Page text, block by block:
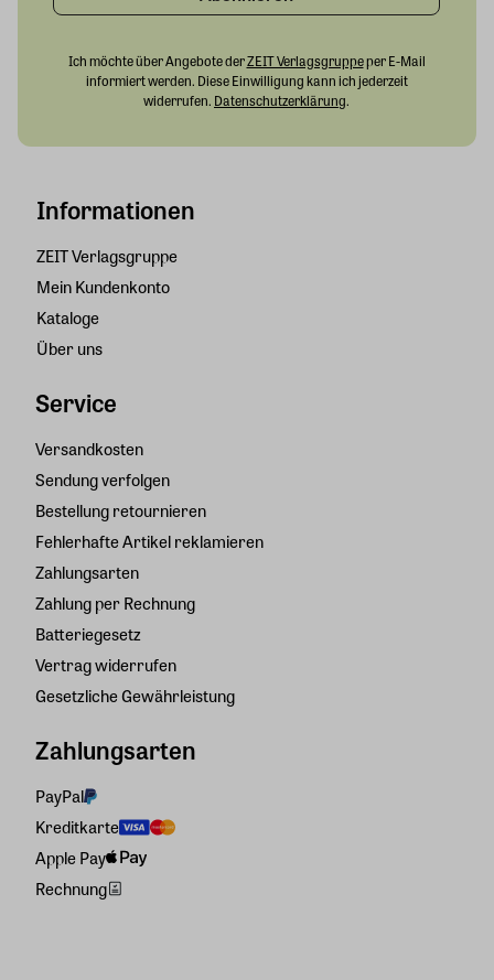
Informationen
ZEIT Verlagsgruppe
Mein Kundenkonto
Kataloge
Über uns
Service
Versandkosten
Sendung verfolgen
Bestellung retournieren
Fehlerhafte Artikel reklamieren
Zahlungsarten
Zahlung per Rechnung
Batteriegesetz
Vertrag widerrufen
Gesetzliche Gewährleistung
Zahlungsarten
PayPal
Kreditkarte
Apple Pay
Rechnung
Ich möchte über Angebote derZEIT Verlagsgruppeper E-Mail
informiert werden. Diese Einwilligung kann ich jederzeit
widerrufen. Datenschutzerklärung.